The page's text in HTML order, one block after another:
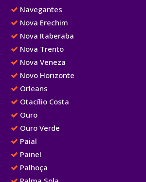
Navegantes
Nova Erechim
Nova Itaberaba
Nova Trento
Nova Veneza
Novo Horizonte
Orleans
Otacílio Costa
Ouro
Ouro Verde
Paial
Painel
Palhoça